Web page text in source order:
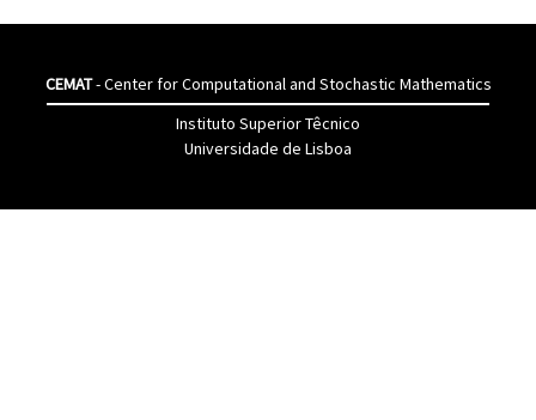
CEMAT- Center for Computational and Stochastic Mathematics
Instituto Superior Têcnico
Universidade de Lisboa